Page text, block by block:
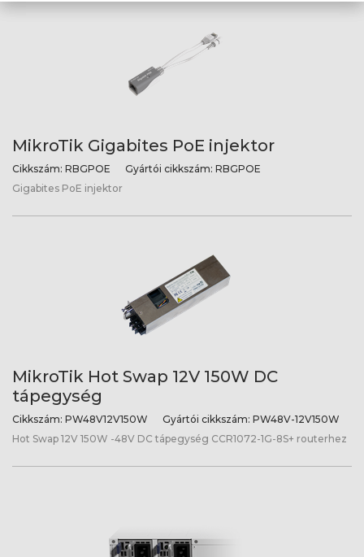
MikroTik Gigabites PoE injektor
Cikkszám: RBGPOE Gyártói cikkszám: RBGPOE
Gigabites PoE injektor
MikroTik Hot Swap 12V 150W DC
tápegység
Cikkszám: PW48V12V150W Gyártói cikkszám: PW48V-12V150W
Hot Swap 12V 150W -48V DC tápegység CCR1072-1G-8S+ routerhez